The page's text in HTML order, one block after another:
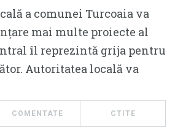
a comunei Turcoaia va
mai multe proiecte al
îl reprezintă grija pentru
Autoritatea locală va
COMENTATE CTITE